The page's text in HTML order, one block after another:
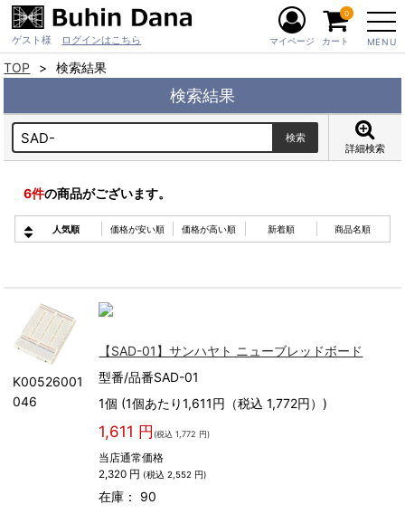
ゲスト様 ログインはこちら MENU
マイページ カート
0
TOP 検索結果
検索結果
詳細検索
6件の商品がございます。
人気順 価格が安い順 価格が高い順 新着順 商品名順
K00526001
046
【SAD-01】サンハヤト ニューブレッドボード
型番/品番SAD-01
1個 (1個あたり1,611円（税込 1,772円）)
1,611 円 (税込 1,772 円)
当店通常価格
2,320 円 (税込 2,552 円)
在庫： 90